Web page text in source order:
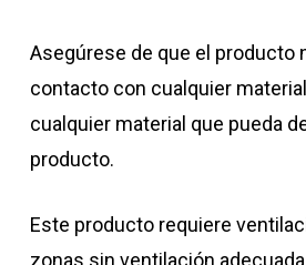
Asegúrese de que el producto
contacto con cualquier
cualquier material que pueda
producto.
Este producto requiere
zonas sin ventilación